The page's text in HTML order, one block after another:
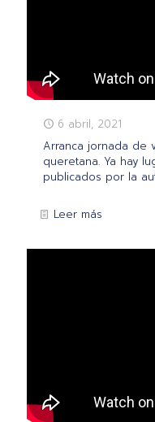
6 abril, 2021
Arranca jornada de
queretana. Ya hay
publicados por la
Leer más